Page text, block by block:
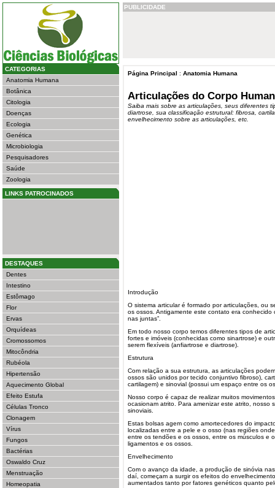
CATEGORIAS
Anatomia Humana
Botânica
Citologia
Doenças
Ecologia
Genética
Microbiologia
Pesquisadores
Saúde
Zoologia
LINKS PATROCINADOS
DESTAQUES
Dentes
Intestino
Estômago
Flor
Ervas
Orquídeas
Cromossomos
Mitocôndria
Rubéola
Hipertensão
Aquecimento Global
Efeito Estufa
Células Tronco
Clonagem
Vírus
Fungos
Bactérias
Oswaldo Cruz
Menstruação
Homeopatia
PUBLICIDADE
Página Principal : Anatomia Humana
Articulações do Corpo
Saiba mais sobre as articulações, seus diferentes
diartrose, sua classificação estrutural: fibrosa,
envelhecimento sobre as articulações, etc.
Introdução
O sistema articular é formado por articulações, ou
os ossos. Antigamente este contato era conhecido
nas juntas”.
Em todo nosso corpo temos diferentes tipos de
fortes e imóveis (conhecidas como sinartrose) e
serem flexíveis (anfiartrose e diartrose).
Estrutura
Com relação a sua estrutura, as articulações
ossos são unidos por tecido conjuntivo fibroso),
cartilagem) e sinovial (possui um espaço entre os
Nosso corpo é capaz de realizar muitos
ocasionam atrito. Para amenizar este atrito, nosso
sinoviais.
Estas bolsas agem como amortecedores do
localizadas entre a pele e o osso (nas regiões
entre os tendões e os ossos, entre os músculos e
ligamentos e os ossos.
Envelhecimento
Com o avanço da idade, a produção de sinóvia
daí, começam a surgir os efeitos do
aumentados tanto por fatores genéticos quanto